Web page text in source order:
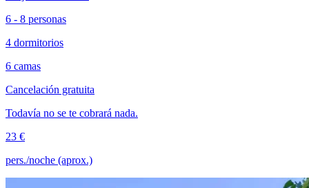
6 - 8 personas
4 dormitorios
6 camas
Cancelación gratuita
Todavía no se te cobrará nada.
23 €
pers./noche (aprox.)